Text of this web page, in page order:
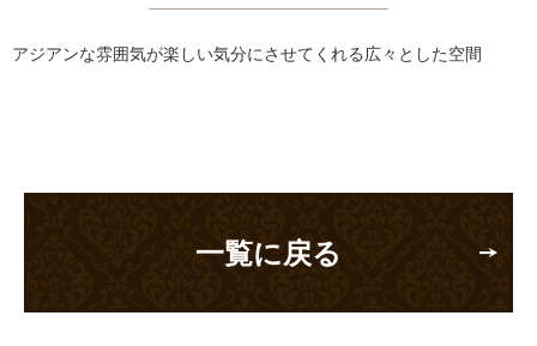
アジアンな雰囲気が楽しい気分にさせてくれる広々とした空間
一覧に戻る